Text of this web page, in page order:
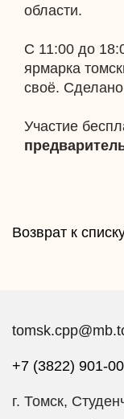
области.
С 11:00 до
ярмарка
своё.
Участие
Возврат к
+7 (3822) 901-
г. Томск,